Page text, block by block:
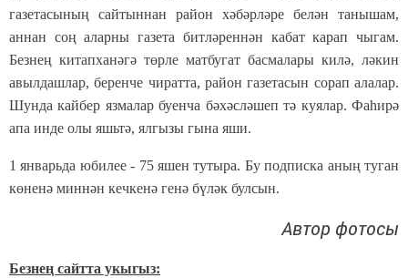
газетасының сайтыннан район хәбәрләре белән танышам,
аннан соң аларны газета битләреннән кабат карап чыгам.
Безнең китапханәгә төрле матбугат басмалары килә, ләкин
авылдашлар, беренче чиратта, район газетасын сорап алалар.
Шунда кайбер язмалар буенча бәхәсләшеп тә куялар. Фаһирә
апа инде олы яшьтә, ялгызы гына яши.
1 январьда юбилее - 75 яшен тутыра. Бу подписка аның туган
көненә миннән кечкенә генә бүләк булсын.
Автор фотосы
Безнең сайтта укыгыз: